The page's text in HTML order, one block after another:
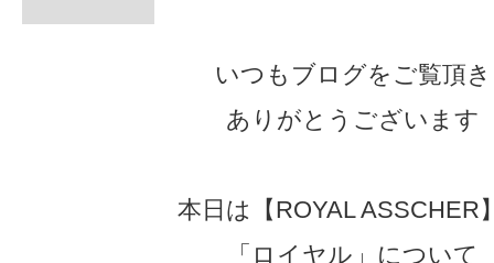
いつもブログをご覧頂き
ありがとうございます
本日は【ROYAL ASSCHER
「ロイヤル」について